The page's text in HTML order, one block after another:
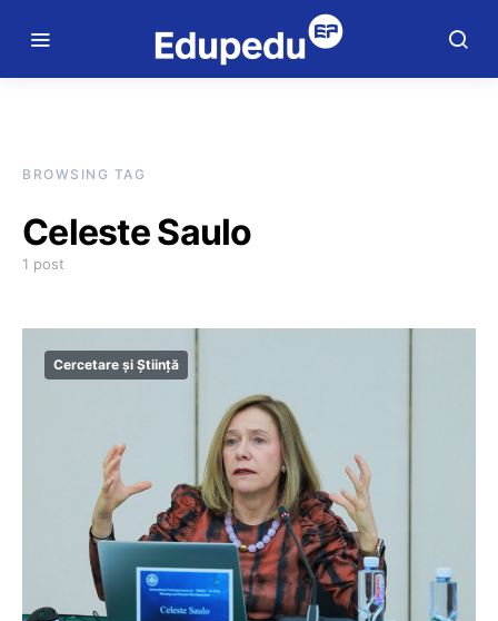
BROWSING TAG
Celeste Saulo
1 post
Cercetare și Știință